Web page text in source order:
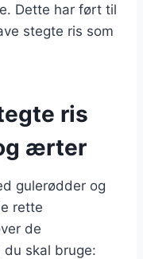
Dette har ført til
stegte ris som
ris
ærter
gulerødder og
rette
de
skal bruge: